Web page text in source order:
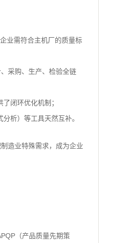
业需符合主机厂的质量标
采购、生产、检验全链
了闭环优化机制；
分析）等工具天然互补。
造业特殊需求，成为企业
（产品质量先期策